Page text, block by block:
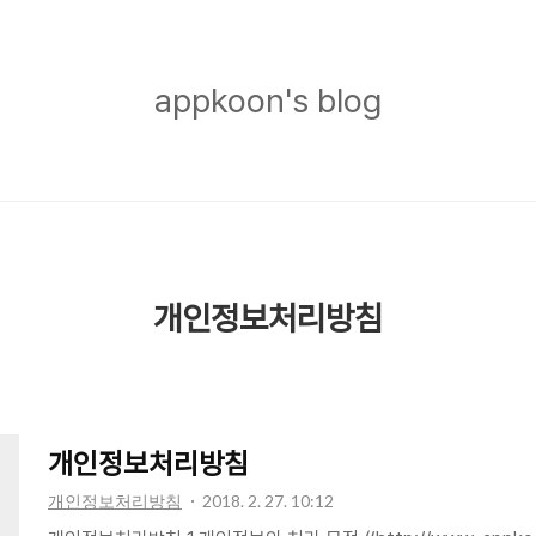
blog
appkoon's blog
개인정보처리방침
개인정보처리방침
개인정보처리방침 2018. 2. 27. 10:12